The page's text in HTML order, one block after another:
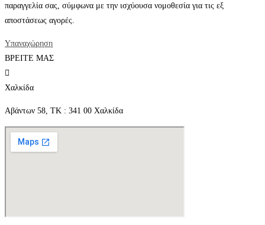
παραγγελία σας, σύμφωνα με την ισχύουσα νομοθεσία για τις εξ
αποστάσεως αγορές.
Υπαναχώρηση
ΒΡΕΙΤΕ ΜΑΣ
Χαλκίδα
Αβάντων 58, ΤΚ : 341 00 Χαλκίδα